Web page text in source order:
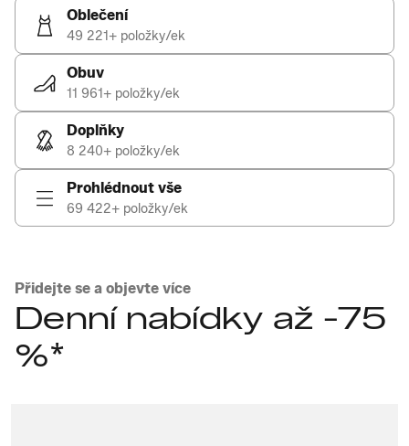
Oblečení
49 221+ položky/ek
Obuv
11 961+ položky/ek
Doplňky
8 240+ položky/ek
Prohlédnout vše
69 422+ položky/ek
Přidejte se a objevte více
Denní nabídky až -75
%*